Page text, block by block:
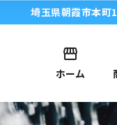
ホーム